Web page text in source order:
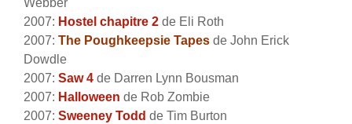
Webber
2007: Hostel chapitre 2 de Eli Roth
2007: The Poughkeepsie Tapes de John Erick
Dowdle
2007: Saw 4 de Darren Lynn Bousman
2007: Halloween de Rob Zombie
2007: Sweeney Todd de Tim Burton